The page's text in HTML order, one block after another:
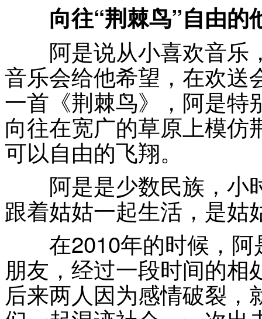
向往“荆棘鸟”自由的
阿是说从小喜欢音乐
音乐会给他希望，在欢送
一首《荆棘鸟》，阿是特
向往在宽广的草原上模仿
可以自由的飞翔。
阿是是少数民族，小
跟着姑姑一起生活，是姑
在2010年的时候，阿
朋友，经过一段时间的
后来两人因为感情破裂